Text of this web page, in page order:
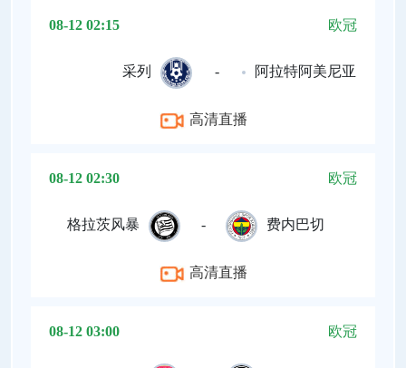
08-12 02:15 欧冠
采列 - 阿拉特阿美尼亚
高清直播
08-12 02:30 欧冠
格拉茨风暴 - 费内巴切
高清直播
08-12 03:00 欧冠